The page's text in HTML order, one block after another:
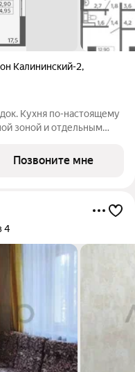
Калининский-2,
Кухня по-настоящему
зоной и отдельным
в любой момент выйти на
Позвоните мне
4